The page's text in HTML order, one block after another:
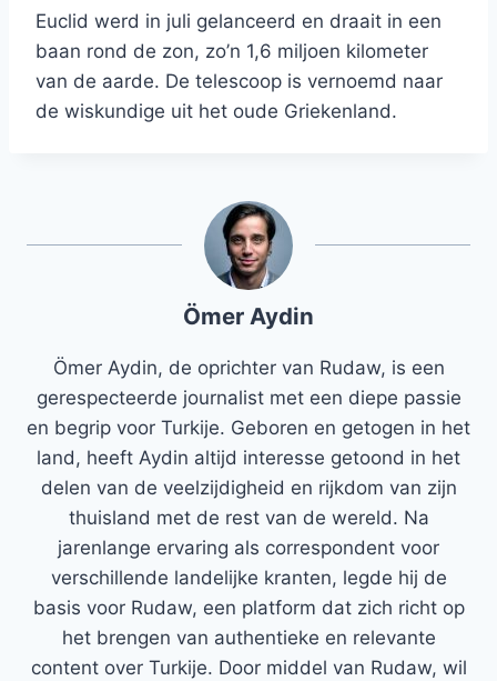
Euclid werd in juli gelanceerd en draait in een
baan rond de zon, zo’n 1,6 miljoen kilometer
van de aarde. De telescoop is vernoemd naar
de wiskundige uit het oude Griekenland.
Ömer Aydin
Ömer Aydin, de oprichter van Rudaw, is een
gerespecteerde journalist met een diepe passie
en begrip voor Turkije. Geboren en getogen in het
land, heeft Aydin altijd interesse getoond in het
delen van de veelzijdigheid en rijkdom van zijn
thuisland met de rest van de wereld. Na
jarenlange ervaring als correspondent voor
verschillende landelijke kranten, legde hij de
basis voor Rudaw, een platform dat zich richt op
het brengen van authentieke en relevante
content over Turkije. Door middel van Rudaw, wil